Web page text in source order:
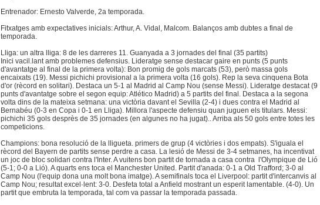
Entrenador: Ernesto Valverde, 2a temporada.
Fitxatges amb expectatives inicials: Arthur, A. Vidal, Malcom. Balanços amb dubtes a final de
temporada.
Lliga: un altra lliga: 8 de les darreres 11. Guanyada a 3 jornades del final (35 partits)
Inici vacil.lant amb problemes defensius. Lideratge sense destacar gaire en punts (5 punts
d'avantatge al final de la primera volta): Bon promig de gols marcats (53), però massa gols
encaixats (19). Messi pichichi provisional a la primera volta (16 gols). Rep la seva cinquena Bota
d'or (rècord en solitari). Destaca un 5-1 al Madrid al Camp Nou (sense Messi). Lideratge destacat (9
punts d'avantatge sobre el segon equip: Atlético Madrid) a 5 partits del final. Destaca a la segona
volta dins de la mateixa setmana: una victòria davant el Sevilla (2-4) i dues contra el Madrid al
Bernabéu (0-3 en Copa i 0-1 en Lliga). Millora l'aspecte defensiu quan juguen els titulars. Messi:
pichichi 35 gols desprès de 35 jornades (en algunes no ha jugat).. Arriba als 50 gols entre totes les
competicions.
Champions: bona resolució de la lligueta. primers de grup (4 victòries i dos empats). S'iguala el
rècord del Bayern de partits sense perdre a casa. La lesió de Messi de 3-4 setmanes, ha incentivat
un joc de bloc solidari contra l'Inter. A vuitens bon partit de tornada a casa contra l'Olympique de Lió
(5-1; 0-0 a Lió). A quarts ens toca el Manchester United. Partit d'anada: 0-1 a Old Trafford; 3-0 al
Camp Nou (l'equip dona una molt bona imatge). A semifinals toca el Liverpool: partit d'intercanvis al
Camp Nou; resultat excel·lent: 3-0. Desfeta total a Anfield mostrant un esperit lamentable. (4-0). Un
partit que embruta la temporada, tal com va passar la temporada passada.